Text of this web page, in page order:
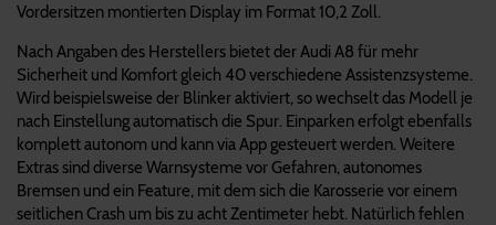
Vordersitzen montierten Display im Format 10,2 Zoll.
Nach Angaben des Herstellers bietet der Audi A8 für mehr
Sicherheit und Komfort gleich 40 verschiedene Assistenzsysteme.
Wird beispielsweise der Blinker aktiviert, so wechselt das Modell je
nach Einstellung automatisch die Spur. Einparken erfolgt ebenfalls
komplett autonom und kann via App gesteuert werden. Weitere
Extras sind diverse Warnsysteme vor Gefahren, autonomes
Bremsen und ein Feature, mit dem sich die Karosserie vor einem
seitlichen Crash um bis zu acht Zentimeter hebt. Natürlich fehlen